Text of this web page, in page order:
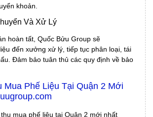
khoản.
Và Xử Lý
hoàn tất, Quốc Bửu Group sẽ
đến xưởng xử lý, tiếp tục phân loại, tái
Đảm bảo tuân thủ các quy định về bảo
Mua Phế Liệu Tại Quận 2 Mới